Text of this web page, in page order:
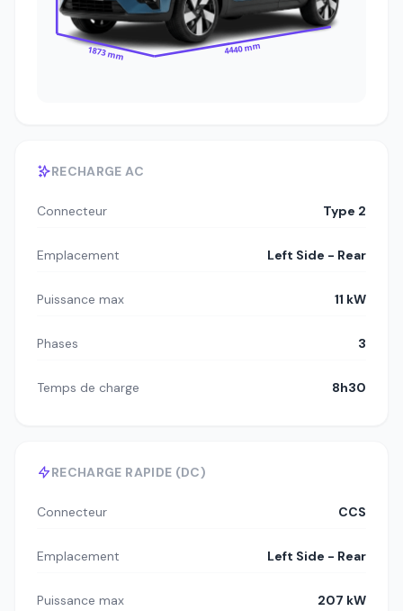
1873 mm 4440 mm
RECHARGE AC
Connecteur Type 2
Emplacement Left Side - Rear
Puissance max 11 kW
Phases 3
Temps de charge 8h30
RECHARGE RAPIDE (DC)
Connecteur CCS
Emplacement Left Side - Rear
Puissance max 207 kW